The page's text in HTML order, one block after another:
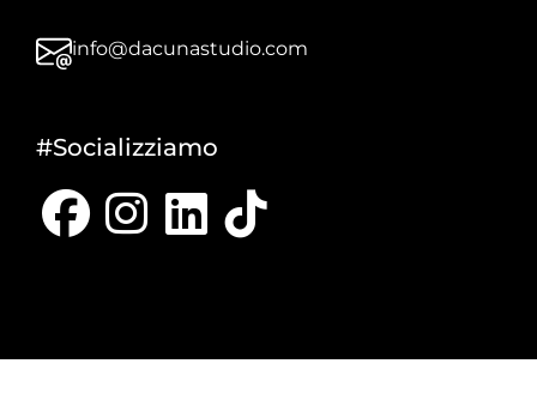
info@dacunastudio.com
#Socializziamo